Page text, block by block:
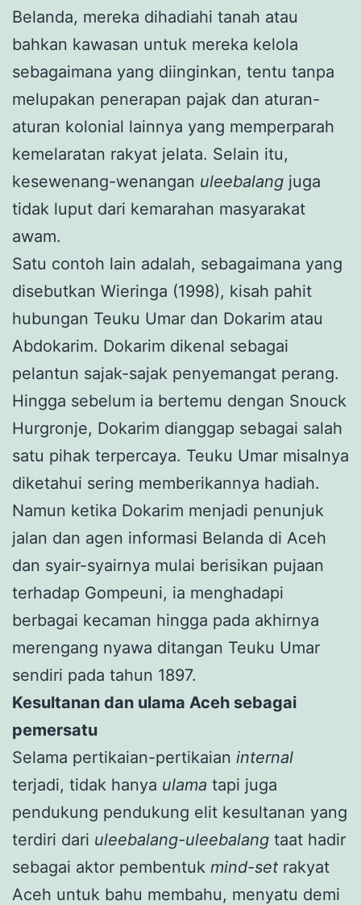
Belanda, mereka dihadiahi tanah atau
bahkan kawasan untuk mereka kelola
sebagaimana yang diinginkan, tentu tanpa
melupakan penerapan pajak dan aturan-
aturan kolonial lainnya yang memperparah
kemelaratan rakyat jelata. Selain itu,
kesewenang-wenangan uleebalang juga
tidak luput dari kemarahan masyarakat
awam.
Satu contoh lain adalah, sebagaimana yang
disebutkan Wieringa (1998), kisah pahit
hubungan Teuku Umar dan Dokarim atau
Abdokarim. Dokarim dikenal sebagai
pelantun sajak-sajak penyemangat perang.
Hingga sebelum ia bertemu dengan Snouck
Hurgronje, Dokarim dianggap sebagai salah
satu pihak terpercaya. Teuku Umar misalnya
diketahui sering memberikannya hadiah.
Namun ketika Dokarim menjadi penunjuk
jalan dan agen informasi Belanda di Aceh
dan syair-syairnya mulai berisikan pujaan
terhadap Gompeuni, ia menghadapi
berbagai kecaman hingga pada akhirnya
merengang nyawa ditangan Teuku Umar
sendiri pada tahun 1897.
Kesultanan dan ulama Aceh sebagai
pemersatu
Selama pertikaian-pertikaian internal
terjadi, tidak hanya ulama tapi juga
pendukung pendukung elit kesultanan yang
terdiri dari uleebalang-uleebalang taat hadir
sebagai aktor pembentuk mind-set rakyat
Aceh untuk bahu membahu, menyatu demi